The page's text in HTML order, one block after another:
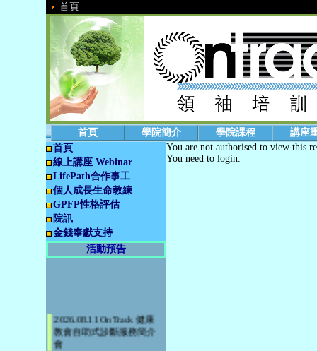
首頁
首頁 學院簡介 學院課程
講座
首頁
線上講座 Webinar
LifePath合作事工
個人成長生命教練
GPFP性格評估
院訊
金錢奉獻支持
活動預告
2026.08.11 OnTrack 健康
教會自助式診斷服務簡介
會
You are not authorised to view this
You need to login.